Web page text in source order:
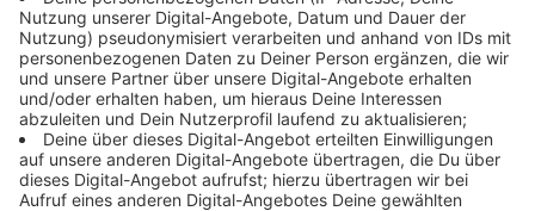
Eine Herausforderung besteht darin, dass viele
Helfende lieber in Nachbarstädte ziehen, da dort die
Aufwandsentschädigung höher ist. Dennoch betonen
die Organisatoren, dass vielen Helfern das Brauchtum
wichtiger ist als das Geld. Solltet ihr mindestens 16
Jahre alt sein und die Karnevalszüge aus einer anderen
Perspektive erleben wollen, meldet euch gerne als